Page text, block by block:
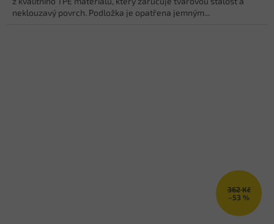
neklouzavý povrch. Podložka je opatřena jemným...
362 Kč
–53 %